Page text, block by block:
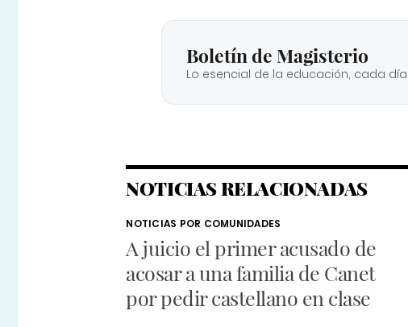
Boletín de Magisterio
Lo esencial de la educación, cada
NOTICIAS RELACIONADAS
NOTICIAS POR COMUNIDADES
A juicio el primer acusado de
acosar a una familia de Canet
por pedir castellano en clase